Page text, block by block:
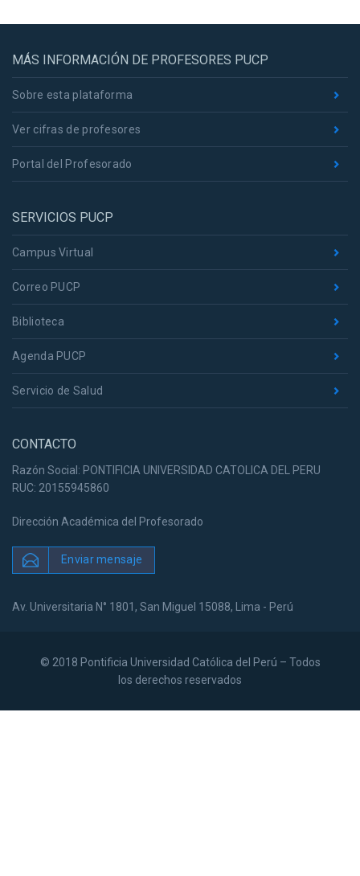
MÁS INFORMACIÓN DE PROFESORES PUCP
Sobre esta plataforma
Ver cifras de profesores
Portal del Profesorado
SERVICIOS PUCP
Campus Virtual
Correo PUCP
Biblioteca
Agenda PUCP
Servicio de Salud
CONTACTO
Razón Social: PONTIFICIA UNIVERSIDAD CATOLICA DEL PERU
RUC: 20155945860
Dirección Académica del Profesorado
Enviar mensaje
Av. Universitaria N° 1801, San Miguel 15088, Lima - Perú
© 2018 Pontificia Universidad Católica del Perú – Todos
los derechos reservados